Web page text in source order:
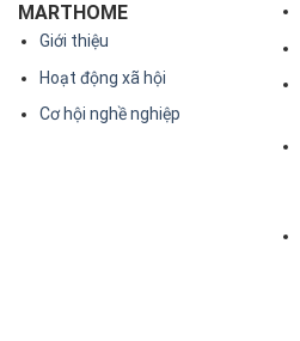
MARTHOME
Giới thiệu
Hoạt động xã hội
Cơ hội nghề nghiệp